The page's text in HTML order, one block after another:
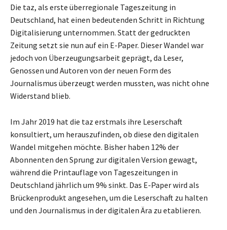
Die taz, als erste überregionale Tageszeitung in
Deutschland, hat einen bedeutenden Schritt in Richtung
Digitalisierung unternommen. Statt der gedruckten
Zeitung setzt sie nun auf ein E-Paper. Dieser Wandel war
jedoch von Überzeugungsarbeit geprägt, da Leser,
Genossen und Autoren von der neuen Form des
Journalismus überzeugt werden mussten, was nicht ohne
Widerstand blieb.
Im Jahr 2019 hat die taz erstmals ihre Leserschaft
konsultiert, um herauszufinden, ob diese den digitalen
Wandel mitgehen möchte. Bisher haben 12% der
Abonnenten den Sprung zur digitalen Version gewagt,
während die Printauflage von Tageszeitungen in
Deutschland jährlich um 9% sinkt. Das E-Paper wird als
Brückenprodukt angesehen, um die Leserschaft zu halten
und den Journalismus in der digitalen Ära zu etablieren.